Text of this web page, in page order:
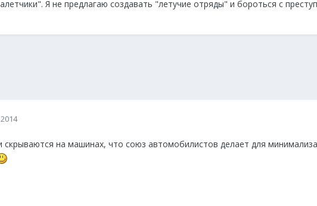
Я не предлагаю создавать "летучие отряды" и бороться с
скрываются на машинах, что союз автомобилистов делает для